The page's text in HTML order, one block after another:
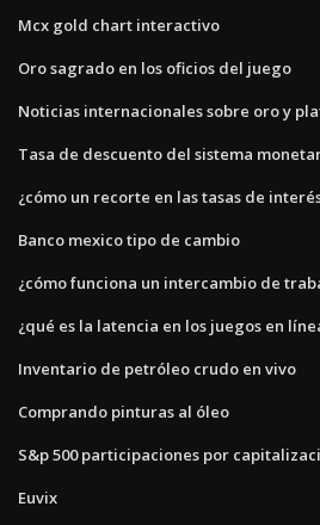
Mcx gold chart interactivo
Oro sagrado en los oficios del juego
Noticias internacionales sobre oro y
Tasa de descuento del sistema
¿cómo un recorte en las tasas de
Banco mexico tipo de cambio
¿cómo funciona un intercambio de
¿qué es la latencia en los juegos en
Inventario de petróleo crudo en vivo
Comprando pinturas al óleo
S&p 500 participaciones por
Euvix